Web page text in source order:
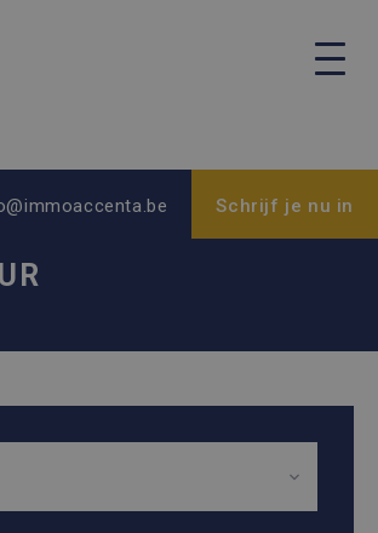
Schrijf je nu in